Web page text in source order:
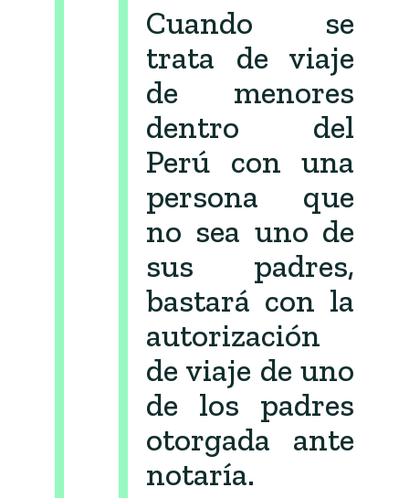
Cuando se
trata de viaje
de menores
dentro del
Perú con una
persona que
no sea uno de
sus padres,
bastará con la
autorización
de viaje de uno
de los padres
otorgada ante
notaría.